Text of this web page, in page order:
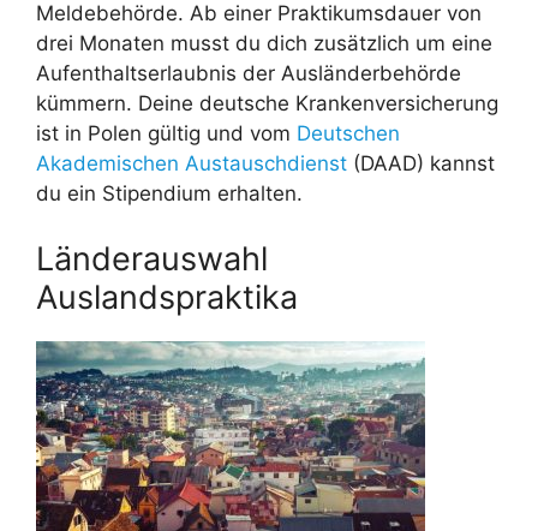
Meldebehörde. Ab einer Praktikumsdauer von
drei Monaten musst du dich zusätzlich um eine
Aufenthaltserlaubnis der Ausländerbehörde
kümmern. Deine deutsche Krankenversicherung
ist in Polen gültig und vom Deutschen
Akademischen Austauschdienst (DAAD) kannst
du ein Stipendium erhalten.
Länderauswahl
Auslandspraktika